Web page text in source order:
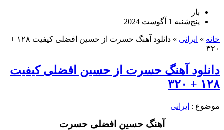
بار
پنج‌شنبه 1 آگوست 2024
خانه » ایرانی »
دانلود آهنگ حسرت از حسین افضلی کیفیت ۱۲۸ +
۳۲۰
دانلود آهنگ حسرت از حسین افضلی کیفیت
۱۲۸ + ۳۲۰
موضوع : ایرانی
آهنگ حسین افضلی حسرت